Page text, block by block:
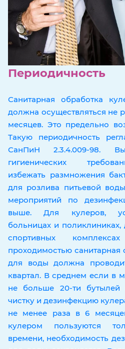
Периодичность
Санитарная обработка
должна осуществляться не
месяцев. Это предельно
Такую периодичность
СанПиН 2.3.4.009-98.
гигиенических
избежать размножения
для розлива питьевой
мероприятий по
выше. Для кулеров,
больницах и поликлиниках,
спортивных
проходимостью санитарная
для воды должна
квартал. В среднем если в
не больше 20-ти бутылей
чистку и дезинфекцию
не менее раза в 6
кулером пользуются
времени, необходимость